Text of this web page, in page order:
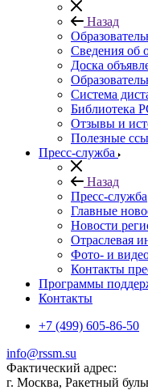
Назад
Сведения об
Доска
Система
Библиотека
Отзывы и
Полезные
Пресс-служба
Назад
Пресс-служба
Главные
Новости
Отраслевая
Фото- и
Контакты
Программы
Контакты
+7 (499) 605-86-50
info@rssm.su
Фактический адрес:
г. Москва, Ракетный